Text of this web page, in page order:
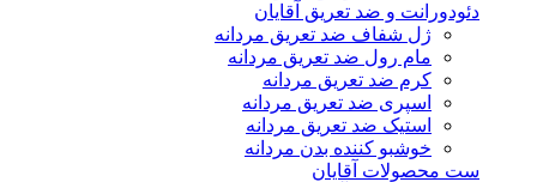
دئودورانت و ضد تعریق آقایان
ژل شفاف ضد تعریق مردانه
مام رول ضد تعریق مردانه
کرم ضد تعریق مردانه
اسپری ضد تعریق مردانه
استیک ضد تعریق مردانه
خوشبو کننده بدن مردانه
ست محصولات آقایان